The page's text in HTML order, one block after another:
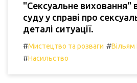
"Сексуальне виховання"
суду у справі про
деталі ситуації.
#Мистецтво та розваги #Вільям
#Насильство